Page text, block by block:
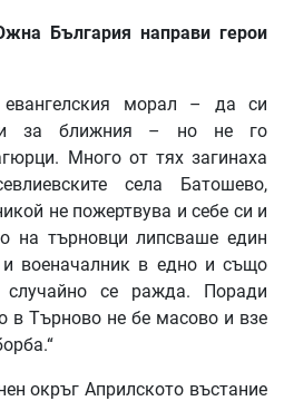
България направи герои
евангелския морал – да си
за ближния – но не го
Много от тях загинаха
села Батошево,
не пожертвува и себе си и
на търновци липсваше един
и военачалник в едно и също
се ражда. Поради
в Търново не бе масово и взе
окръг Априлското въстание